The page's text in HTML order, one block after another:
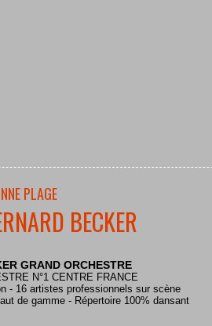
PLAGE
BECKER
GRAND ORCHESTRE
N°1 CENTRE FRANCE
- 16 artistes professionnels sur scène
de gamme - Répertoire 100% dansant